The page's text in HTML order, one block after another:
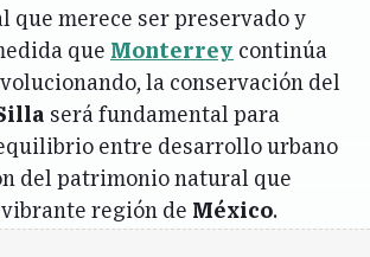
que merece ser preservado y
que Monterrey continúa
la conservación del
será fundamental para
entre desarrollo urbano
del patrimonio natural que
región de México.